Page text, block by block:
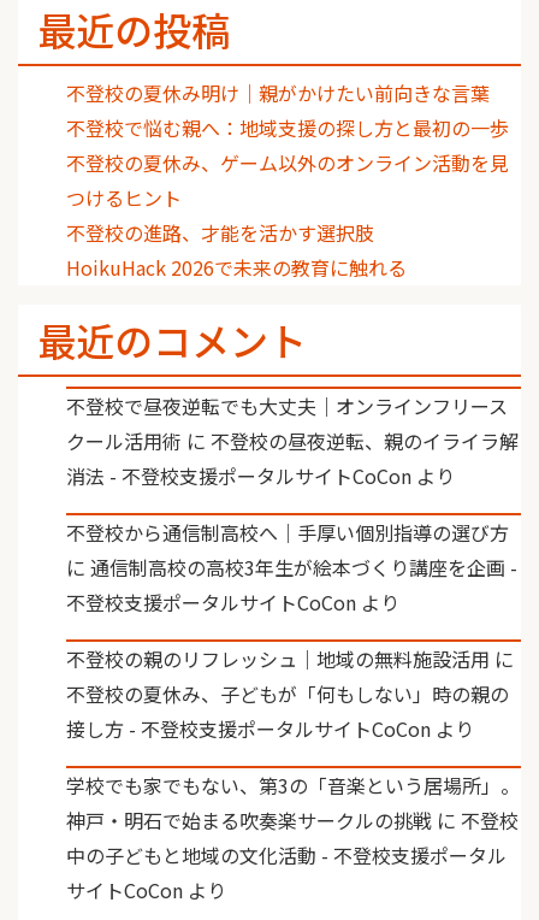
最近の投稿
不登校の夏休み明け｜親がかけたい前向きな言葉
不登校で悩む親へ：地域支援の探し方と最初の一歩
不登校の夏休み、ゲーム以外のオンライン活動を見
つけるヒント
不登校の進路、才能を活かす選択肢
HoikuHack 2026で未来の教育に触れる
最近のコメント
不登校で昼夜逆転でも大丈夫｜オンラインフリース
クール活用術 に 不登校の昼夜逆転、親のイライラ解
消法 - 不登校支援ポータルサイトCoCon より
不登校から通信制高校へ｜手厚い個別指導の選び方
に 通信制高校の高校3年生が絵本づくり講座を企画 -
不登校支援ポータルサイトCoCon より
不登校の親のリフレッシュ｜地域の無料施設活用 に
不登校の夏休み、子どもが「何もしない」時の親の
接し方 - 不登校支援ポータルサイトCoCon より
学校でも家でもない、第3の「音楽という居場所」。
神戸・明石で始まる吹奏楽サークルの挑戦 に 不登校
中の子どもと地域の文化活動 - 不登校支援ポータル
サイトCoCon より